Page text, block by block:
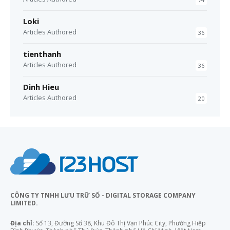
Loki
Articles Authored 36
tienthanh
Articles Authored 36
Dinh Hieu
Articles Authored 20
CÔNG TY TNHH LƯU TRỮ SỐ - DIGITAL STORAGE COMPANY
LIMITED.
Địa chỉ: Số 13, Đường Số 38, Khu Đô Thị Vạn Phúc City, Phường Hiệp